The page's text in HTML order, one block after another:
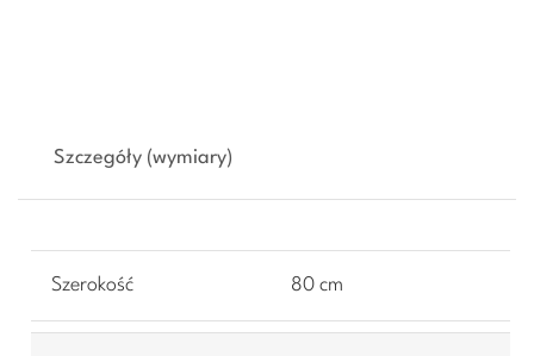
Szczegóły (wymiary)
Szerokość 80 cm